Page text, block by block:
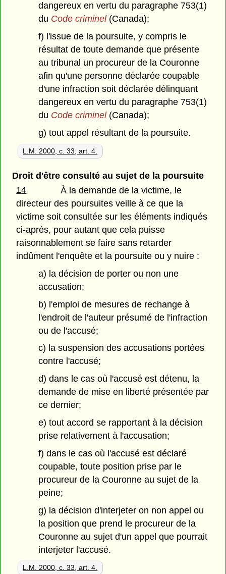
dangereux en vertu du paragraphe 753(1)
du Code criminel (Canada);
f) l'issue de la poursuite, y compris le
résultat de toute demande que présente
au tribunal un procureur de la Couronne
afin qu'une personne déclarée coupable
d'une infraction soit déclarée délinquant
dangereux en vertu du paragraphe 753(1)
du Code criminel (Canada);
g) tout appel résultant de la poursuite.
L.M. 2000, c. 33, art. 4.
Droit d'être consulté au sujet de la poursuite
14
À la demande de la victime, le
directeur des poursuites veille à ce que la
victime soit consultée sur les éléments indiqués
ci-après, pour autant que cela puisse
raisonnablement se faire sans retarder
indûment l'enquête et la poursuite ou y nuire :
a) la décision de porter ou non une
accusation;
b) l'emploi de mesures de rechange à
l'endroit de l'auteur présumé de l'infraction
ou de l'accusé;
c) la suspension des accusations portées
contre l'accusé;
d) dans le cas où l'accusé est détenu, la
demande de mise en liberté présentée par
ce dernier;
e) tout accord se rapportant à la décision
prise relativement à l'accusation;
f) dans le cas où l'accusé est déclaré
coupable, toute position prise par le
procureur de la Couronne au sujet de la
peine;
g) la décision d'interjeter on non appel ou
la position que prend le procureur de la
Couronne au sujet d'un appel que pourrait
interjeter l'accusé.
L.M. 2000, c. 33, art. 4.